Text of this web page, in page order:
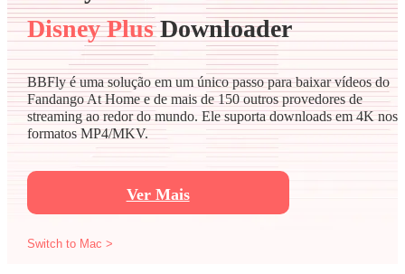
Disney PlusDownloader
BBFly é uma solução em um único passo para baixar vídeos do
Fandango At Home e de mais de 150 outros provedores de
streaming ao redor do mundo. Ele suporta downloads em 4K nos
formatos MP4/MKV.
Ver Mais
Switch to Mac >